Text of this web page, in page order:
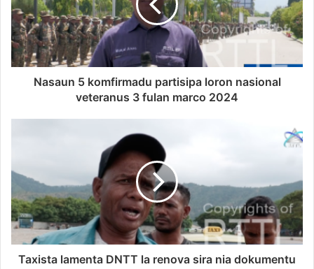
Nasaun 5 komfirmadu partisipa loron nasional
veteranus 3 fulan marco 2024
Taxista lamenta DNTT la renova sira nia dokumentu